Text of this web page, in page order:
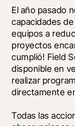
El año pasado
capacidades
equipos a
proyectos
cumplió! Field
disponible en
realizar
directamente
Todas las